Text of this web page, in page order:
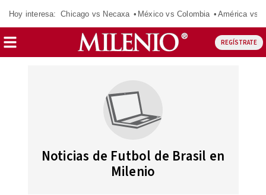
Hoy interesa: Chicago vs Necaxa México vs Colombia América vs
REGÍSTRATE
Noticias de Futbol de Brasil en
Milenio